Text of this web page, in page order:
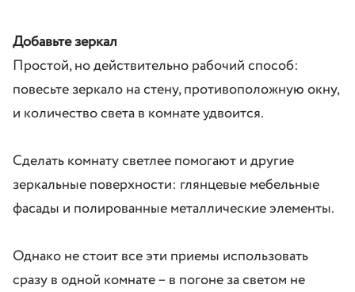
Добавьте зеркал
Простой, но действительно рабочий способ:
повесьте зеркало на стену, противоположную окну,
и количество света в комнате удвоится.
Сделать комнату светлее помогают и другие
зеркальные поверхности: глянцевые мебельные
фасады и полированные металлические элементы.
Однако не стоит все эти приемы использовать
сразу в одной комнате – в погоне за светом не